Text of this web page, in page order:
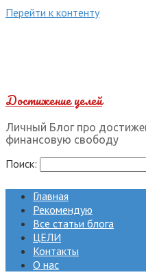
Перейти к контенту
Достижение целей
Личный Блог про
финансовую свободу
Поиск:
Главная
Рекомендую
Все статьи блога
ЦЕЛИ
Контакты
О нас